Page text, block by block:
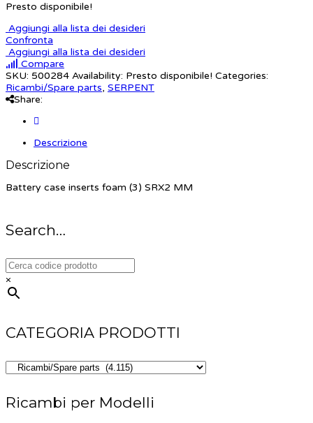
Presto disponibile!
Aggiungi alla lista dei desideri
Confronta
Aggiungi alla lista dei desideri
Compare
SKU: 500284 Availability: Presto disponibile! Categories:
Ricambi/Spare parts, SERPENT
Share:
Descrizione
Descrizione
Battery case inserts foam (3) SRX2 MM
Search…
×
CATEGORIA PRODOTTI
Ricambi per Modelli